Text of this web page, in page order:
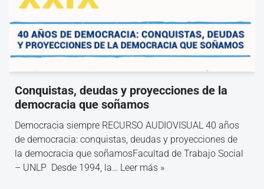
Conquistas, deudas y proyecciones de la
democracia que soñamos
Democracia siempre RECURSO AUDIOVISUAL 40 años
de democracia: conquistas, deudas y proyecciones de
la democracia que soñamosFacultad de Trabajo Social
– UNLP Desde 1994, la… Leer más »